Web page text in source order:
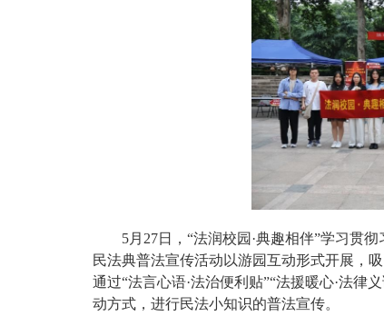
5月27日，“法润校园·典趣相伴”学习贯
民法典普法宣传活动以游园互动形式开展，
通过“法言心语·法治便利贴”“法援暖心·法律
动方式，进行民法小知识的普法宣传。